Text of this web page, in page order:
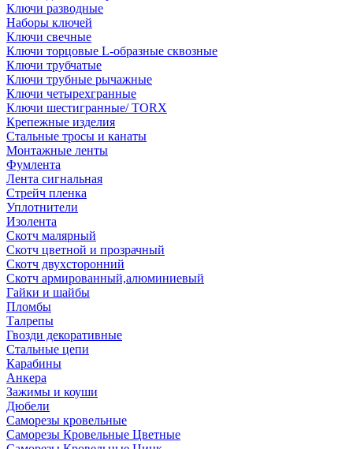
Ключи разводные
Наборы ключей
Ключи свечные
Ключи торцовые L-образные сквозные
Ключи трубчатые
Ключи трубные рычажные
Ключи четырехгранные
Ключи шестигранные/ TORX
Крепежные изделия
Стальные тросы и канаты
Монтажные ленты
Фумлента
Лента сигнальная
Стрейч пленка
Уплотнители
Изолента
Скотч малярный
Скотч цветной и прозрачный
Скотч двухсторонний
Скотч армированный,алюминиевый
Гайки и шайбы
Пломбы
Талрепы
Гвозди декоративные
Стальные цепи
Карабины
Анкера
Зажимы и коуши
Дюбели
Саморезы кровельные
Саморезы Кровельные Цветные